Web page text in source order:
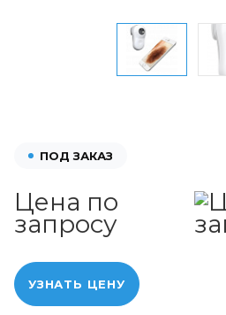
ПОД ЗАКАЗ
Цена по
запросу
УЗНАТЬ ЦЕНУ